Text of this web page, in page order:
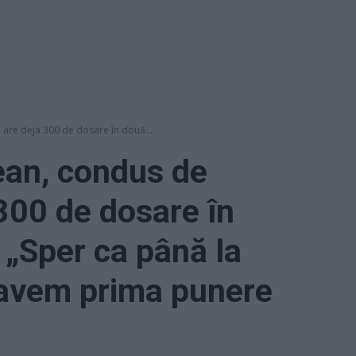
deja 300 de dosare în două...
condus de
de dosare în
ca până la
prima punere